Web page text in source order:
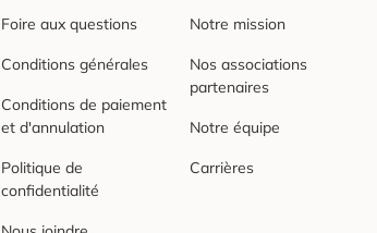
Foire aux questions
Conditions générales
Conditions de paiement
et d'annulation
Politique de
confidentialité
Notre mission
Nos associations
partenaires
Notre équipe
Carrières